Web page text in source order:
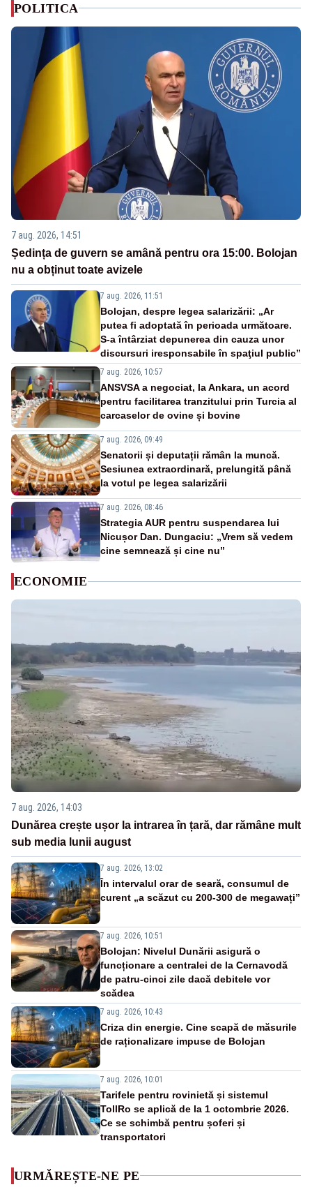
POLITICA
7 aug. 2026, 14:51
Ședința de guvern se amână pentru ora 15:00. Bolojan
nu a obținut toate avizele
7 aug. 2026, 11:51
Bolojan, despre legea salarizării: „Ar
putea fi adoptată în perioada următoare.
S-a întârziat depunerea din cauza unor
discursuri iresponsabile în spaţiul public”
7 aug. 2026, 10:57
ANSVSA a negociat, la Ankara, un acord
pentru facilitarea tranzitului prin Turcia al
carcaselor de ovine și bovine
7 aug. 2026, 09:49
Senatorii și deputații rămân la muncă.
Sesiunea extraordinară, prelungită până
la votul pe legea salarizării
7 aug. 2026, 08:46
Strategia AUR pentru suspendarea lui
Nicușor Dan. Dungaciu: „Vrem să vedem
cine semnează și cine nu”
ECONOMIE
7 aug. 2026, 14:03
Dunărea crește ușor la intrarea în țară, dar rămâne mult
sub media lunii august
7 aug. 2026, 13:02
În intervalul orar de seară, consumul de
curent „a scăzut cu 200-300 de megawați”
7 aug. 2026, 10:51
Bolojan: Nivelul Dunării asigură o
funcționare a centralei de la Cernavodă
de patru-cinci zile dacă debitele vor
scădea
7 aug. 2026, 10:43
Criza din energie. Cine scapă de măsurile
de raționalizare impuse de Bolojan
7 aug. 2026, 10:01
Tarifele pentru rovinietă și sistemul
TollRo se aplică de la 1 octombrie 2026.
Ce se schimbă pentru șoferi și
transportatori
URMĂREȘTE-NE PE